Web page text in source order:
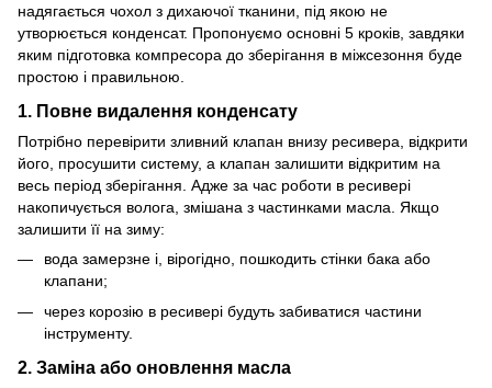
надягається чохол з дихаючої тканини, під якою не
утворюється конденсат. Пропонуємо основні 5 кроків, завдяки
яким підготовка компресора до зберігання в міжсезоння буде
простою і правильною.
1. Повне видалення конденсату
Потрібно перевірити зливний клапан внизу ресивера, відкрити
його, просушити систему, а клапан залишити відкритим на
весь період зберігання. Адже за час роботи в ресивері
накопичується волога, змішана з частинками масла. Якщо
залишити її на зиму:
вода замерзне і, вірогідно, пошкодить стінки бака або
клапани;
через корозію в ресивері будуть забиватися частини
інструменту.
2. Заміна або оновлення масла